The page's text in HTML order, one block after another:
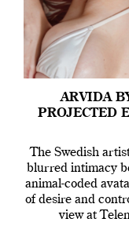
ARVIDA
PROJECTED
The Swedish
blurred intimacy
animal-coded
of desire and
view at